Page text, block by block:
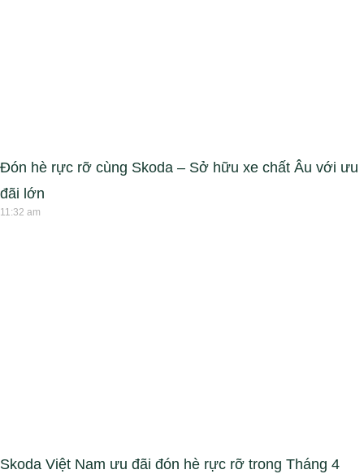
Đón hè rực rỡ cùng Skoda – Sở hữu xe chất Âu với ưu
đãi lớn
11:32 am
Skoda Việt Nam ưu đãi đón hè rực rỡ trong Tháng 4